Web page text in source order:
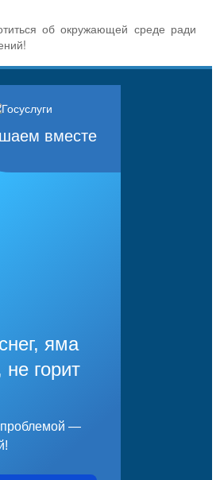
об окружающей среде ради
вместе
яма
не горит
проблемой —